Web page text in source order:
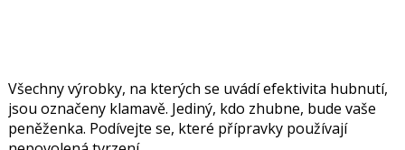
Všechny výrobky, na kterých se uvádí efektivita hubnutí,
jsou označeny klamavě. Jediný, kdo zhubne, bude vaše
peněženka. Podívejte se, které přípravky používají